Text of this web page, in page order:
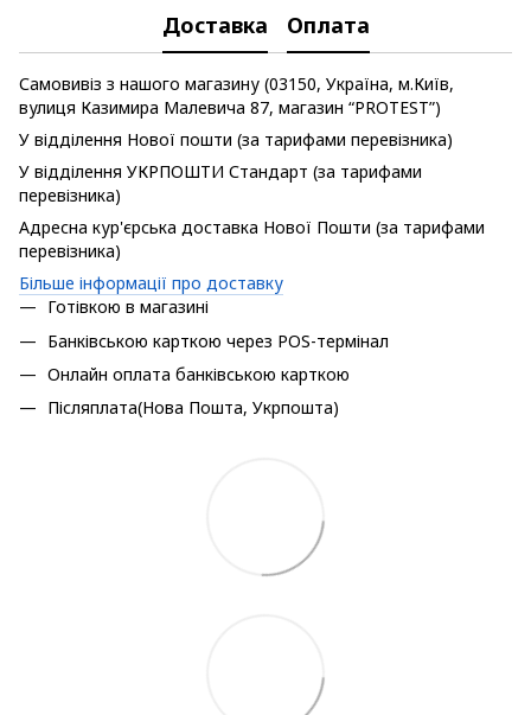
Доставка Оплата
Самовивіз з нашого магазину (03150, Україна, м.Київ,
вулиця Казимира Малевича 87, магазин “PROTEST”)
У відділення Нової пошти (за тарифами перевізника)
У відділення УКРПОШТИ Стандарт (за тарифами
перевізника)
Адресна кур'єрська доставка Нової Пошти (за тарифами
перевізника)
Більше інформації про доставку
Готівкою в магазині
Банківською карткою через POS-термінал
Онлайн оплата банківською карткою
Післяплата(Нова Пошта, Укрпошта)